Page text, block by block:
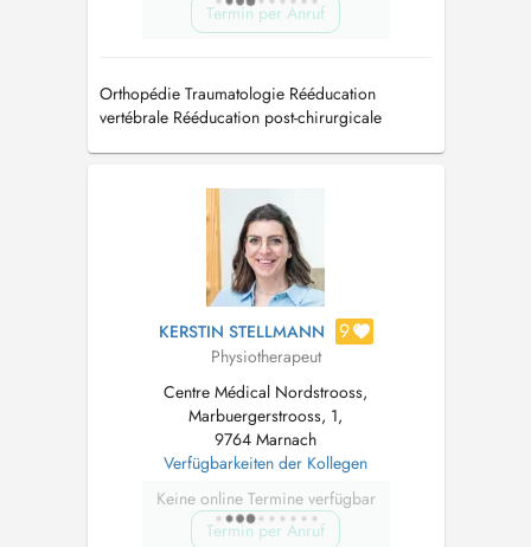
Termin per Anruf
Orthopédie Traumatologie Rééducation
vertébrale Rééducation post-chirurgicale
KERSTIN STELLMANN 9
Physiotherapeut
Centre Médical Nordstrooss,
Marbuergerstrooss, 1,
9764 Marnach
Verfügbarkeiten der Kollegen
Keine online Termine verfügbar
Termin per Anruf